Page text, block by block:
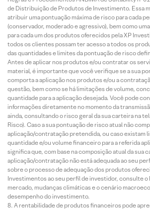
de Distribuição de Produtos de Investimento. Essa
atribuir uma pontuação máxima de risco para cada
(conservador, moderado e agressivo), bem como
para cada um dos produtos oferecidos pela XP
todos os clientes possam ter acesso a todos os
das quantidades e limites da pontuação de risco
Antes de aplicar nos produtos e/ou contratar os
material, é importante que você verifique se a sua
comporta a aplicação nos produtos e/ou a
questão, bem como se há limitações de volume,
quantidade para a aplicação desejada. Você pode
informações diretamente no momento da
ainda, consultando o risco geral da sua carteira na
Risco). Caso a sua pontuação de risco atual não
aplicação/contratação pretendida, ou caso existam
quantidade e/ou volume financeiro para a referida
significa que, com base na composição atual da sua
aplicação/contratação não está adequada ao seu
sobre o processo de adequação dos produtos
Investimentos ao seu perfil de investidor, consulte o
mercado, mudanças climáticas e o cenário
desempenho do investimento.
A rentabilidade de produtos financeiros pode